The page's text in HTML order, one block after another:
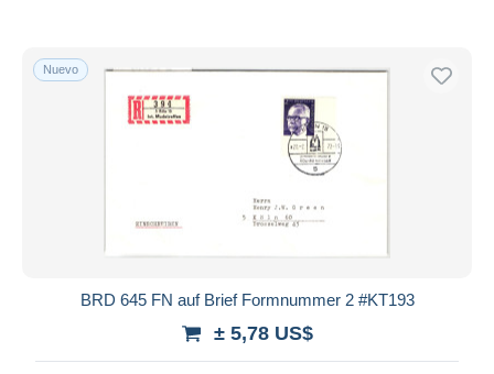
Nuevo
BRD 645 FN auf Brief Formnummer 2 #KT193
± 5,78 US$